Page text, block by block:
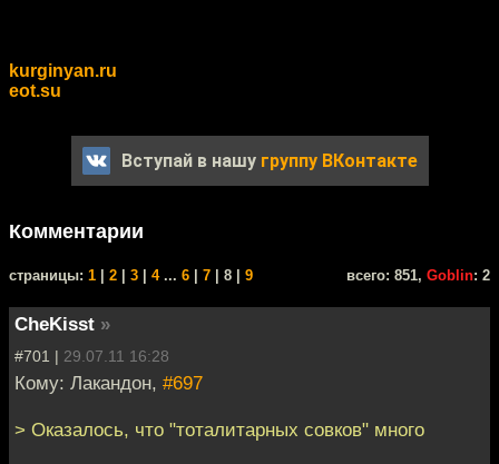
kurginyan.ru
eot.su
Вступай в нашу группу ВКонтакте
Комментарии
cтраницы: 1 2 3 4... 6 7 | 8 | 9 всего: 851, Goblin: 2
CheKisst »
#701 | 29.07.11 16:28
Кому: Лакандон, #697
> Оказалось, что "тоталитарных совков" много